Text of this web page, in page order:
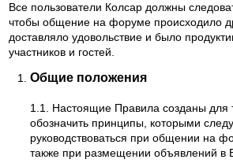
Все пользователи Колсар должны
чтобы общение на форуме происходило
доставляло удовольствие и было
участников и гостей.
Общие положения
1.1. Настоящие Правила созданы для
обозначить принципы, которыми
руководствоваться при общении на
также при размещении объявлений в